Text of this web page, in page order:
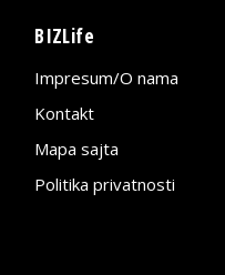
BIZLife
Impresum/O nama
Kontakt
Mapa sajta
Politika privatnosti